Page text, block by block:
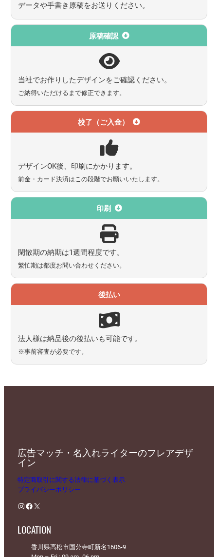
データや手書き原稿をお送りください。
原稿確認
当社でお作りしたデザインをご確認ください。
ご納得いただけるまで修正できます。
校了（ご入金）
デザインOK後、印刷にかかります。
前金・カード決済はこの段階でお願いいたします。
印刷
閑散期の納期は1週間程度です。
繁忙期は都度お問い合わせください。
後払い
法人様は納品後の後払いも可能です。
※事前審査が必要です。
広告マッチ・名入れライターのフレアデザ
イン
特定商取引に関する法律に基づく表示
プライバシーポリシー
Instagram Facebook X
LOCATION
香川県高松市国分寺町新名1606-9